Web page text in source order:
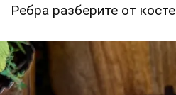
Ребра разберите от